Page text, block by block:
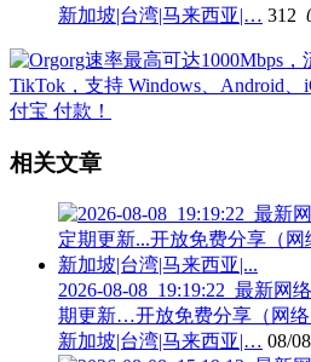
新加坡|台湾|马来西亚|… 312
相关文章
2026-08-08_19:19:22_最新
期更新…开放免费分享（网
新加坡|台湾|马来西亚|… 08/08